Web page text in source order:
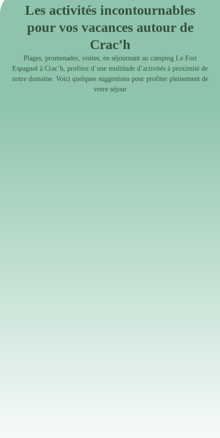
Les activités incontournables
pour vos vacances autour de
Crac’h
Plages, promenades, visites, en séjournant au camping Le Fort
Espagnol à Crac’h, profitez d’une multitude d’activités à proximité de
notre domaine. Voici quelques suggestions pour profiter pleinement de
votre séjour